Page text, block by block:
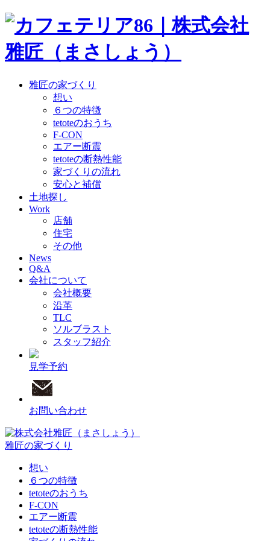
雅匠の家づくり
想い
６つの特徴
tetoteのおうち
F-CON
エアー断震
tetoteの断熱性能
家づくりの流れ
安心と補償
土地探し
Work
店舗
住宅
その他
News
Q&A
会社について
会社概要
沿革
TLC
ソルブラスト
スタッフ紹介
見学予約
お問い合わせ
雅匠の家づくり
想い
６つの特徴
tetoteのおうち
F-CON
エアー断震
tetoteの断熱性能